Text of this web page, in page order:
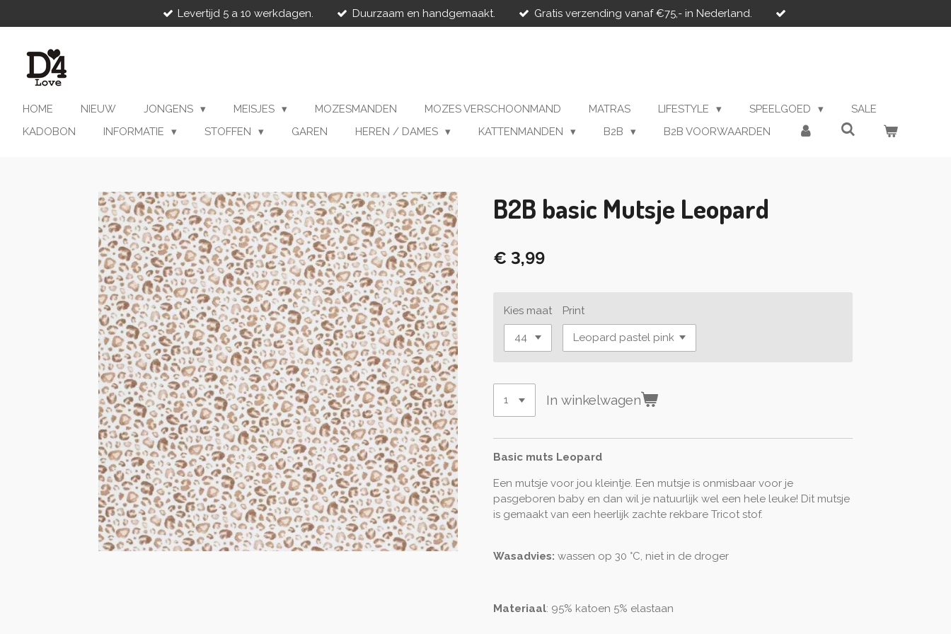
direct
hoofdinhoud
Levertijd 5 a 10 werkdagen. Duurzaam en handgemaakt. Gratis verzending vanaf €75,- in Nederland.
HOME NIEUW JONGENS MEISJES MOZESMANDEN MOZES VERSCHOONMAND MATRAS LIFESTYLE SPEELGOED
SALE
KADOBON
INFORMATIE STOFFEN GAREN HEREN / DAMES KATTENMANDEN B2B B2B VOORWAARDEN
B2B basic Mutsje Leopard
€ 3,99
Kies maat Print
In winkelwagen
Basic muts Leopard
Een mutsje voor jou kleintje. Een mutsje is onmisbaar voor je
pasgeboren baby en dan wil je natuurlijk wel een hele leuke! Dit mutsje
is gemaakt van een heerlijk zachte rekbare Tricot stof.
Wasadvies: wassen op 30 °C, niet in de droger
Materiaal: 95% katoen 5% elastaan